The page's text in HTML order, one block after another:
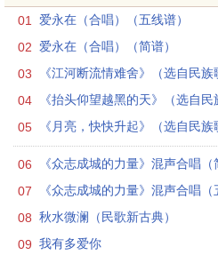
01 爱永在（合唱）（五线谱）
02 爱永在（合唱）（简谱）
03 《江河断流情难舍》（选自民
04 《抬头仰望越黑的天》（选自
05 《月亮，快快升起》（选自民
06 《众志成城的力量》混声合唱（
07 《众志成城的力量》混声合唱
08 秋水微澜（民歌新古典）
09 我有多爱你